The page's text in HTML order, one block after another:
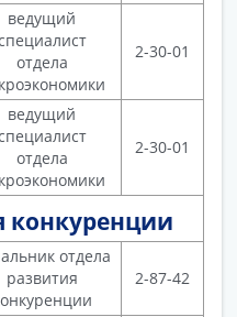
ведущий
отдела
2-30-01
ведущий
отдела
2-30-01
конкуренции
отдела
развития
2-87-42